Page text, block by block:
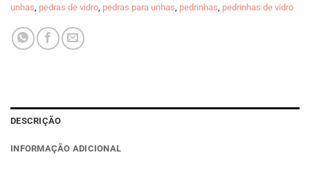
unhas, pedras de vidro, pedras para unhas, pedrinhas, pedrinhas de vidro
DESCRIÇÃO
INFORMAÇÃO ADICIONAL